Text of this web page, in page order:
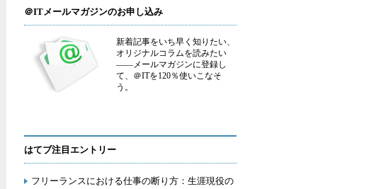
＠ITメールマガジンのお申し込み
新着記事をいち早く知りたい、
オリジナルコラムを読みたい
――メールマガジンに登録し
て、＠ITを120％使いこなそ
う。
はてブ注目エントリー
フリーランスにおける仕事の断り方：生涯現役の